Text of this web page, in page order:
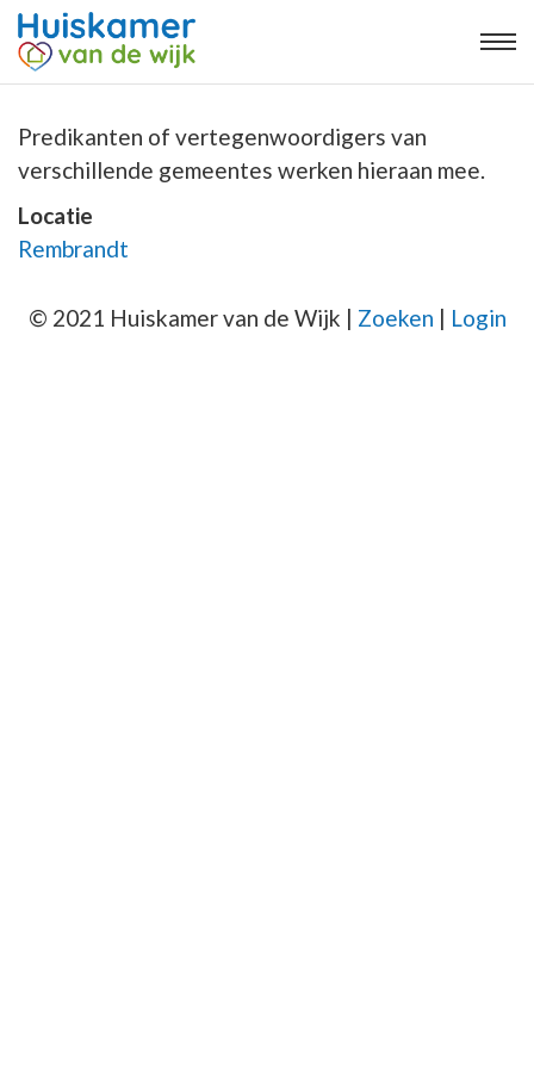
Predikanten of vertegenwoordigers van
verschillende gemeentes werken hieraan mee.
Locatie
Rembrandt
© 2021 Huiskamer van de Wijk | Zoeken | Login